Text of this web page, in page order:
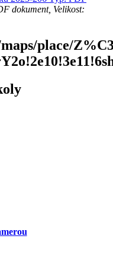
dokument, Velikost:
place/